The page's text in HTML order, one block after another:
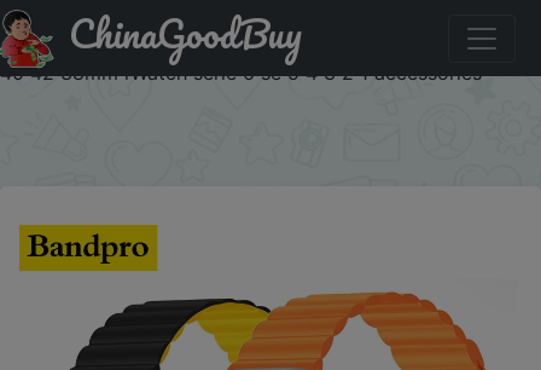
Код на знижку P9IQDWYA28EG Aweful strap For Apple
watch band series 8 7 ultra 49 45 41mm smart watch 44
40 42 38mm iWatch serie 6 se 5 4 3 2 1 accessories
ChinaGoodBuy